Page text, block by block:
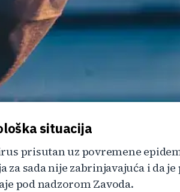
situacija
prisutan uz povremene
za sada nije zabrinjavajuća i da
pod nadzorom Zavoda.